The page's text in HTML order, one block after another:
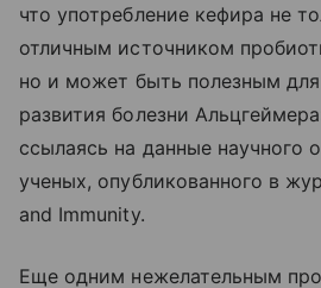
что употребление кефира не
отличным источником
но и может быть полезным
развития болезни
ссылаясь на данные научного
ученых, опубликованного в
and Immunity.
Еще одним нежелательным